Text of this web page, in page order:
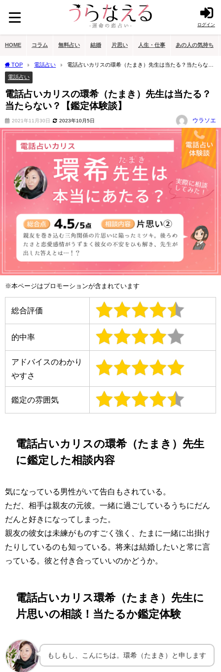
ログイン
HOME コラム 無料占い 結婚 片思い 人生・仕事 あの人の気持ち
TOP 電話占い
電話占いカリスの環希（たまき）先生は当たる？当たらな
い？【鑑定体験談】
電話占い
電話占いカリスの環希（たまき）先生は当たる？
当たらない？【鑑定体験談】
2021年11月30日 2023年10月5日 ウラソエ
※本ページはプロモーションが含まれています
総合評価
的中率
アドバイスのわかり
やすさ
鑑定の雰囲気
電話占いカリスの環希（たまき）先生
に鑑定した相談内容
気になっている男性がいて告白もされている。
ただ、相手は親友の元彼。一緒に過ごしているうちにだん
だんと好きになってしまった。
親友の彼女は未練がものすごく強く、たまに一緒に出掛け
たりしているのも知っている。将来は結婚したいと常に言
っている。彼と付き合っていいのかどうか。
電話占いカリス環希（たまき）先生に
片思いの相談！当たるか鑑定体験
もしもし、こんにちは。環希（たまき）と申します